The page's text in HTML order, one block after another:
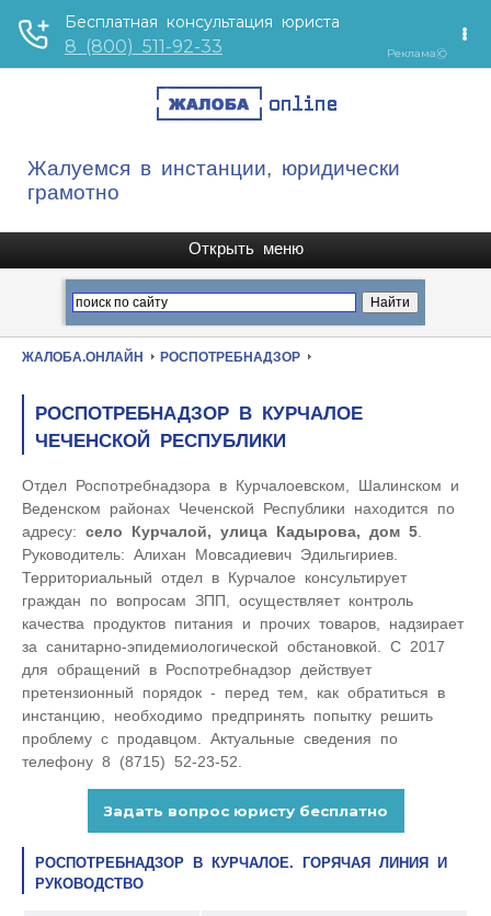
Жалуемся в инстанции, юридически
грамотно
ЖАЛОБА.ОНЛАЙН РОСПОТРЕБНАДЗОР
РОСПОТРЕБНАДЗОР В КУРЧАЛОЕ
ЧЕЧЕНСКОЙ РЕСПУБЛИКИ
Отдел Роспотребнадзора в Курчалоевском, Шалинском и
Веденском районах Чеченской Республики находится по
адресу: село Курчалой, улица Кадырова, дом 5
Руководитель: Алихан Мовсадиевич Эдильгириев.
Территориальный отдел в Курчалое консультирует
граждан по вопросам ЗПП, осуществляет контроль
качества продуктов питания и прочих товаров, надзирает
за санитарно-эпидемиологической обстановкой. С 2017
для обращений в Роспотребнадзор действует
претензионный порядок - перед тем, как обратиться в
инстанцию, необходимо предпринять попытку решить
проблему с продавцом. Актуальные сведения по
телефону 8 (8715) 52-23-52.
РОСПОТРЕБНАДЗОР В КУРЧАЛОЕ. ГОРЯЧАЯ ЛИНИЯ И
РУКОВОДСТВО